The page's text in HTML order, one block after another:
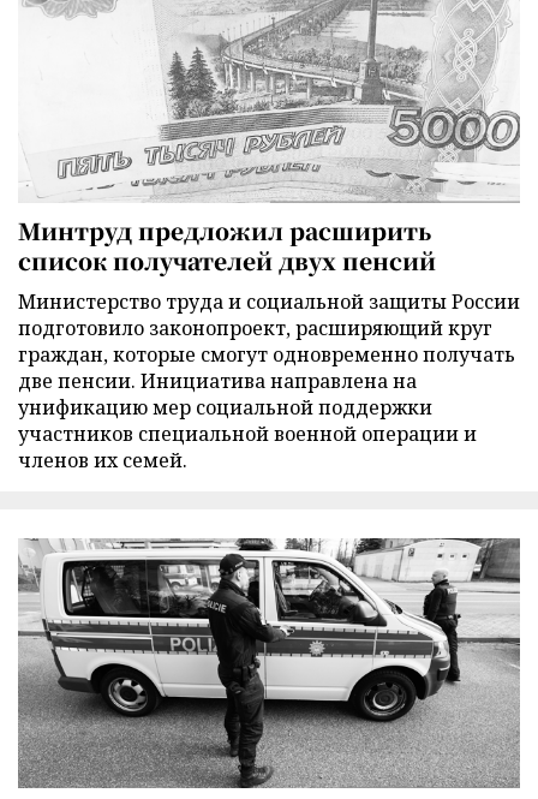
Минтруд предложил расширить
список получателей двух пенсий
Министерство труда и социальной защиты России
подготовило законопроект, расширяющий круг
граждан, которые смогут одновременно получать
две пенсии. Инициатива направлена на
унификацию мер социальной поддержки
участников специальной военной операции и
членов их семей.